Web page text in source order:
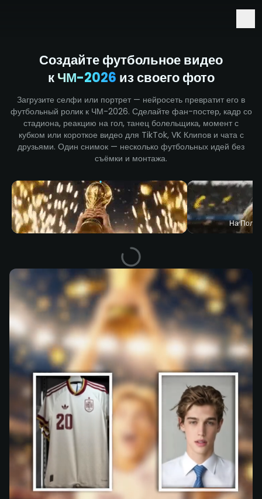
Создайте футбольное видео
кЧМ-2026 из своего фото
Загрузите селфи или портрет — нейросеть превратит его в
футбольный ролик к ЧМ-2026. Сделайте фан-постер, кадр со
стадиона, реакцию на гол, танец болельщика, момент с
кубком или короткое видео для TikTok, VK Клипов и чата с
друзьями. Один снимок — несколько футбольных идей без
съёмки и монтажа.
Кубок Мира Поднят Над Головой
На Поле